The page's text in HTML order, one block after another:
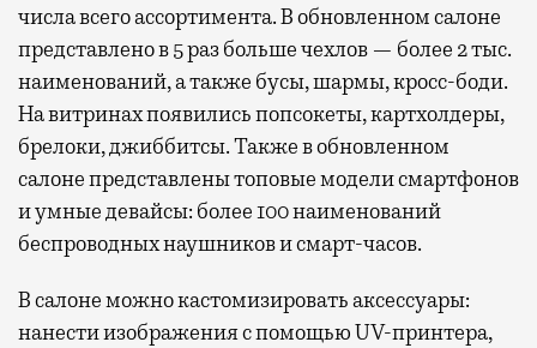
числа всего ассортимента. В обновленном салоне
представлено в 5 раз больше чехлов — более 2 тыс.
наименований, а также бусы, шармы, кросс-боди.
На витринах появились попсокеты, картхолдеры,
брелоки, джиббитсы. Также в обновленном
салоне представлены топовые модели смартфонов
и умные девайсы: более 100 наименований
беспроводных наушников и смарт-часов.
В салоне можно кастомизировать аксессуары:
нанести изображения с помощью UV-принтера,